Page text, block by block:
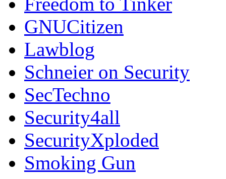
GNUCitizen
Lawblog
Schneier on Security
SecTechno
Security4all
SecurityXploded
Smoking Gun